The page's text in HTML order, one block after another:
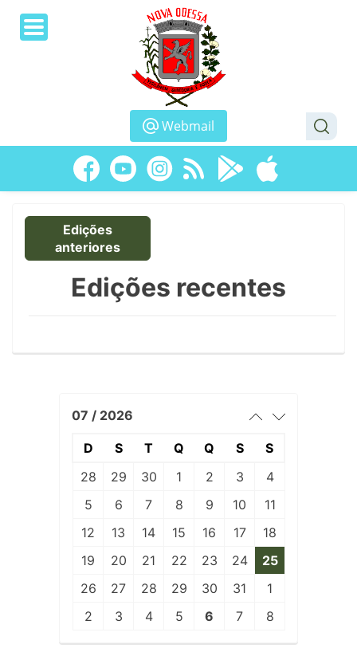
Webmail
Edições
anteriores
Edições recentes
07 / 2026
D S T Q Q S
S
28
29 30 1 2 3
4
5
6 7 8 9 10
11
12
13 14 15 16 17
18
19
20 21 22 23 24
25
26
27 28 29 30 31
1
2
3 4 5 6 7 8